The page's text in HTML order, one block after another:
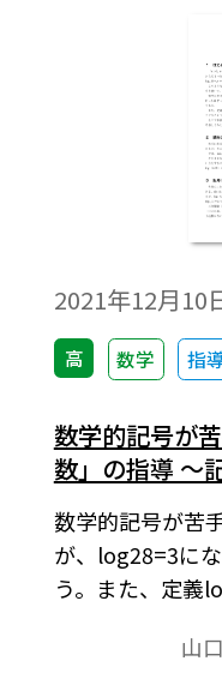
にこうした図形
してみたい。※
エディタ」で作
で数式を正しく
数式エディタ」
要です。会員向
2021年12月10
高 数学 指
数学的記号が
数」の指導 ～
数学的記号が苦
が、log28=3に
う。また、定
は、数学が苦山